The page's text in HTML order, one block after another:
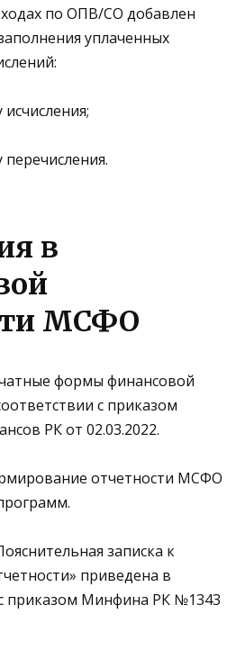
по ОПВ/СО добавлен
уплаченных
перечисления.
в
МСФО
формы финансовой
с приказом
РК от 02.03.2022.
отчетности МСФО
.
записка к
приведена в
приказом Минфина РК №1343